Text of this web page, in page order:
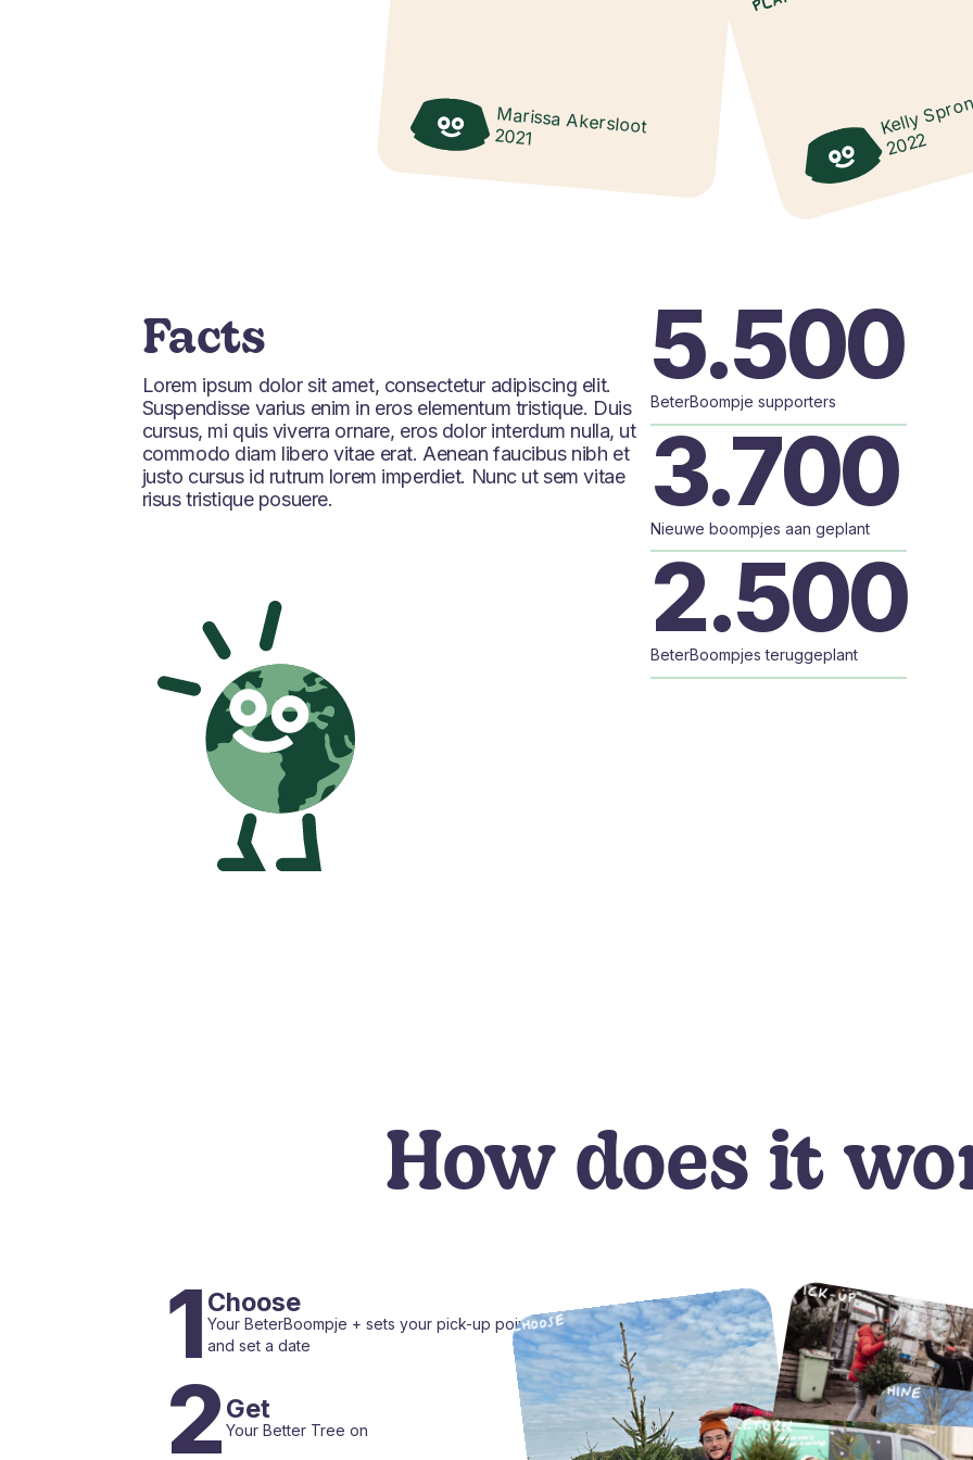
Marissa Akersloot
2021 Kelly
2022
Facts
Lorem ipsum dolor sit amet, consectetur adipiscing elit.
Suspendisse varius enim in eros elementum tristique. Duis
cursus, mi quis viverra ornare, eros dolor interdum nulla, ut
commodo diam libero vitae erat. Aenean faucibus nibh et
justo cursus id rutrum lorem imperdiet. Nunc ut sem vitae
risus tristique posuere.
5.500
BeterBoompje supporters
3.700
Nieuwe boompjes aan geplant
2.500
BeterBoompjes teruggeplant
How does it
1 Choose
Your BeterBoompje + sets your pick-up point
and set a date
2Get
Your Better Tree on
CHOOSE
PICK-UP
SHINE
RETURN
REPLANT